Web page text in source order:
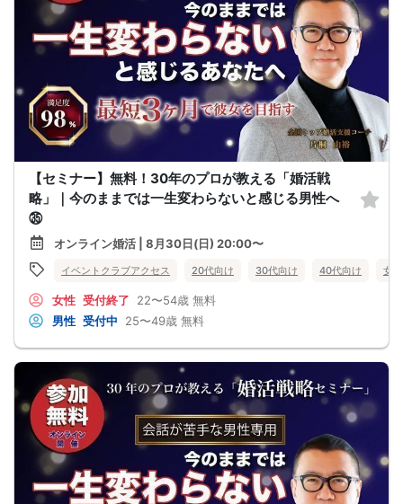
【セミナー】無料！30年のプロが教える「婚活戦
略」｜今のままでは一生変わらないと感じる男性へ
㉟
オンライン婚活 | 8月30日(日) 20:00〜
イベントクラブアクセス 20代向け 30代向け 40代向け 女
女性 受付終了 22〜54歳 無料
男性 受付中 25〜49歳 無料